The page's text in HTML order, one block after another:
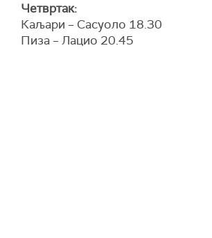
Четвртак:
Каљари – Сасуоло 18.30
Пиза – Лацио 20.45